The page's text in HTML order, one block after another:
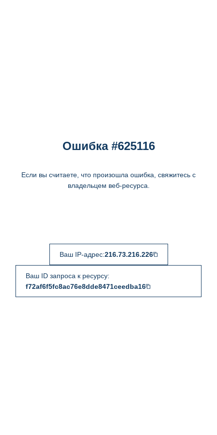
Ошибка #625116
Если вы считаете, что произошла ошибка, свяжитесь с
владельцем веб-ресурса.
Ваш IP-адрес:216.73.216.226
Ваш ID запроса к ресурсу:
f72af6f5fc8ac76e8dde8471ceedba16